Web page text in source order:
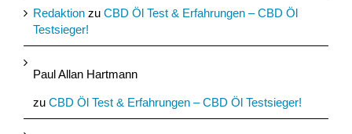
Redaktion zu CBD Öl Test & Erfahrungen – CBD Öl
Testsieger!
Paul Allan Hartmann
zu CBD Öl Test & Erfahrungen – CBD Öl Testsieger!